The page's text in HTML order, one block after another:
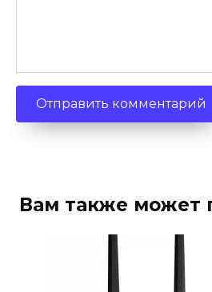
Вам также может